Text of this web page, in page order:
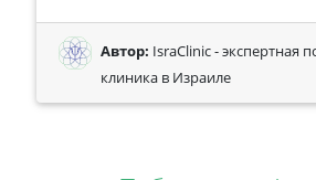
Автор: IsraClinic - экспертная
клиника в Израиле